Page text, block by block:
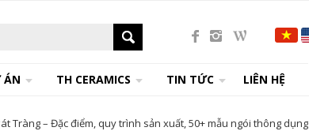
ÁN TH CERAMICS TIN TỨC LIÊN HỆ
Tràng – Đặc điểm, quy trình sản xuất, 50+ mẫu ngói thông dụng